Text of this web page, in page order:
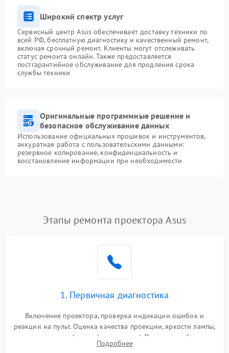
Широкий спектр услуг
Сервисный центр Asus обеспечивает доставку техники по
всей РФ, бесплатную диагностику и качественный ремонт,
включая срочный ремонт. Клиенты могут отслеживать
статус ремонта онлайн. Также предоставляется
постгарантийное обслуживание для продления срока
службы техники
Оригинальные программные решение и
безопасное обслуживание данных
Использование официальных прошивок и инструментов,
аккуратная работа с пользовательскими данными:
резервное копирование, конфиденциальность и
восстановление информации при необходимости
Этапы ремонта проектора Asus
1. Первичная диагностика
Включение проектора, проверка индикации ошибок и
реакции на пульт. Оценка качества проекции, яркости лампы,
наличия артефактов (точки, пятна). Проверка работы
системы охлаждения по уровню шума вентиляторов.
Подробнее